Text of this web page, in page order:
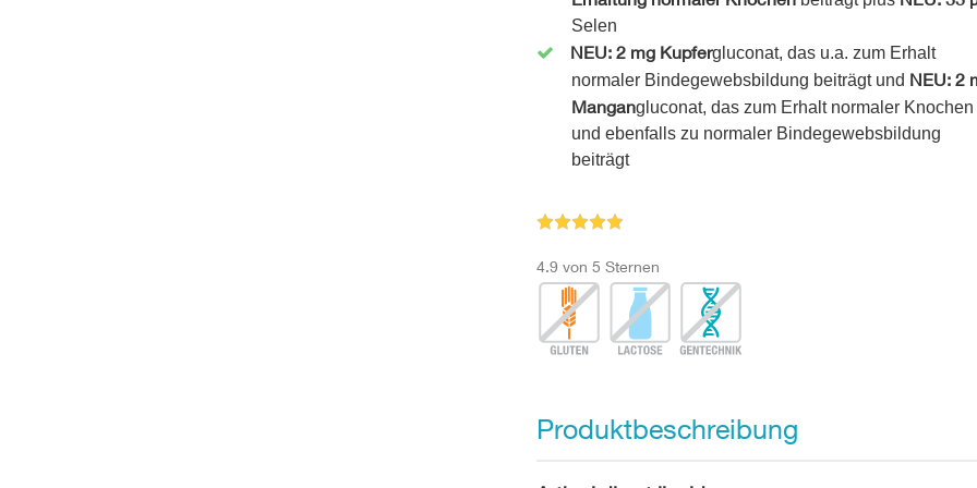
Selen
NEU: 2 mg Kupfergluconat, das u.a. zum Erhalt
normaler Bindegewebsbildung beiträgt und NEU: 2
Mangangluconat, das zum Erhalt normaler Knochen
und ebenfalls zu normaler Bindegewebsbildung
beiträgt
4.9 von 5 Sternen
Produktbeschreibung